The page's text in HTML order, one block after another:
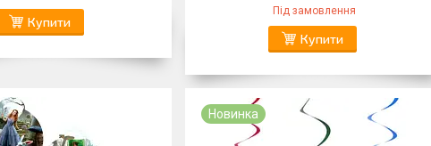
Купити
Під замовлення
Купити
Новинка